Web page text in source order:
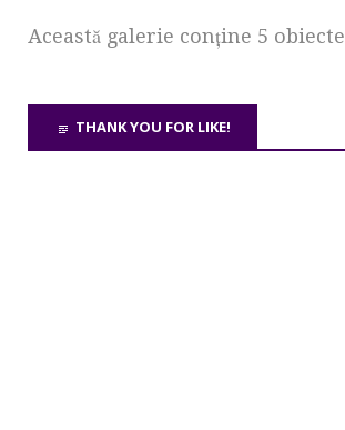
Această galerie conţine 5 obiecte
THANK YOU FOR LIKE!